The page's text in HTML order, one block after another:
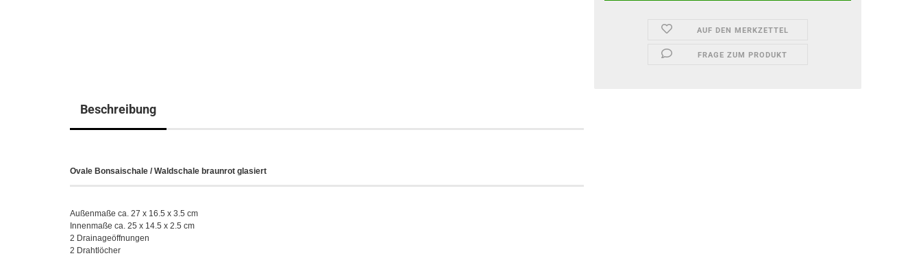
AUF DEN MERKZETTEL
FRAGE ZUM PRODUKT
Beschreibung
Ovale Bonsaischale / Waldschale braunrot glasiert
Außenmaße ca. 27 x 16.5 x 3.5 cm
Innenmaße ca. 25 x 14.5 x 2.5 cm
2 Drainageöffnungen
2 Drahtlöcher